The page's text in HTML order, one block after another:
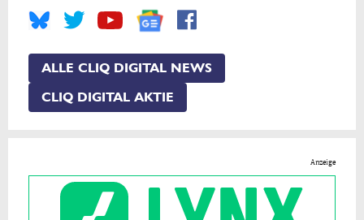
ALLE CLIQ DIGITAL NEWS
CLIQ DIGITAL AKTIE
Anzeige